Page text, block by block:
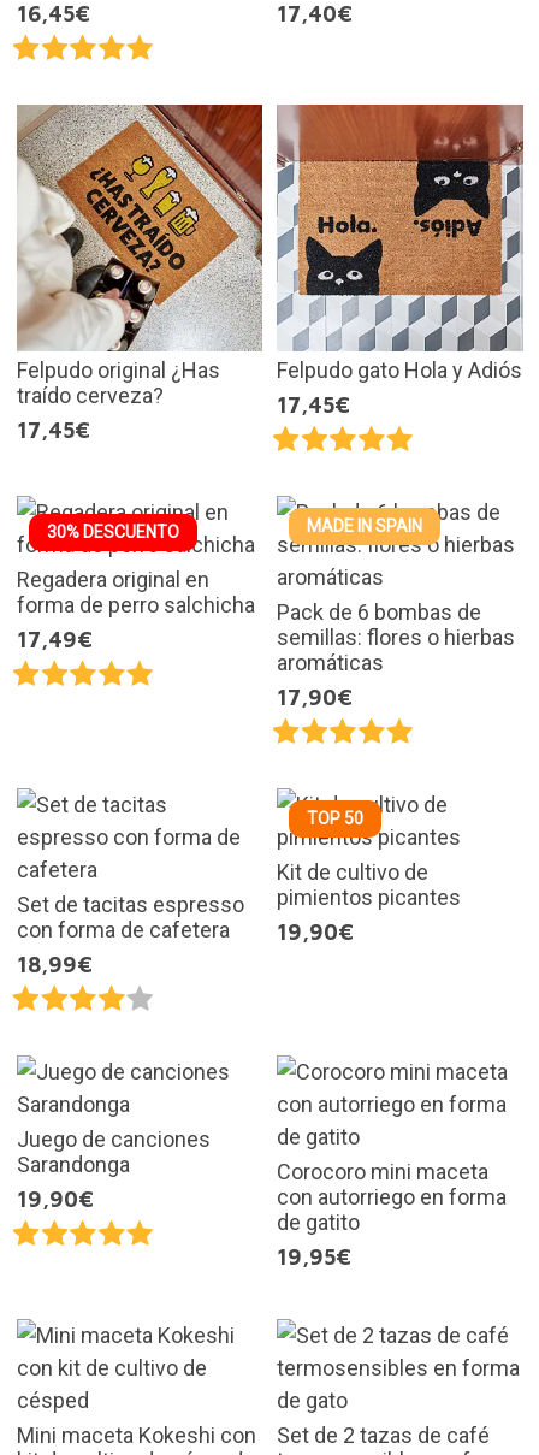
16,45€
17,40€
Felpudo original ¿Has
traído cerveza?
17,45€
Felpudo gato Hola y Adiós
17,45€
30% DESCUENTO
Regadera original en
forma de perro salchicha
17,49€
MADE IN SPAIN
Pack de 6 bombas de
semillas: flores o hierbas
aromáticas
17,90€
Set de tacitas espresso
con forma de cafetera
18,99€
TOP 50
Kit de cultivo de
pimientos picantes
19,90€
Juego de canciones
Sarandonga
19,90€
Corocoro mini maceta
con autorriego en forma
de gatito
19,95€
Mini maceta Kokeshi con
Set de 2 tazas de café